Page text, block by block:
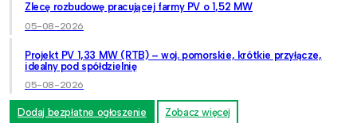
Zlecę rozbudowę pracującej farmy PV o 1,52 MW
05-08-2026
Projekt PV 1,33 MW (RTB) – woj. pomorskie, krótkie przyłącze,
idealny pod spółdzielnię
05-08-2026
Dodaj bezpłatne ogłoszenie Zobacz więcej